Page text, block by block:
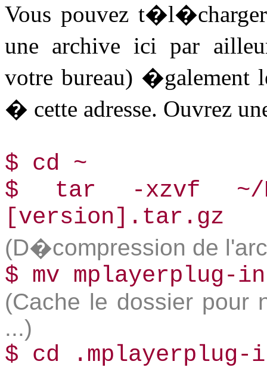
Vous pouvez
une archive ici par
votre bureau) �galement
� cette adresse. Ouvrez
$­ cd ~
$­ tar -xzvf ~/
[version].tar.gz
(D�compression de
$­ mv mplayerplug-
(Cache le dossier pour
...)
$­ cd .mplayerplug-